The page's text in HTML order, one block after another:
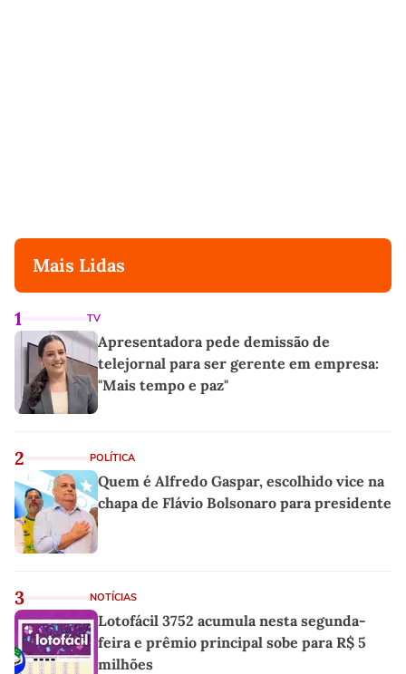
Mais Lidas
1 TV
Apresentadora pede demissão de
telejornal para ser gerente em empresa:
"Mais tempo e paz"
2 POLÍTICA
Quem é Alfredo Gaspar, escolhido vice na
chapa de Flávio Bolsonaro para presidente
3 NOTÍCIAS
Lotofácil 3752 acumula nesta segunda-
feira e prêmio principal sobe para R$ 5
milhões